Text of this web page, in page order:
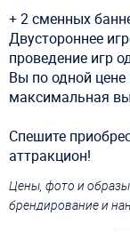
+ 2 сменных
Двустороннее
проведение игр
Вы по одной цене
максимальная
Спешите
аттракцион!
Цены, фото и образы
брендирование и